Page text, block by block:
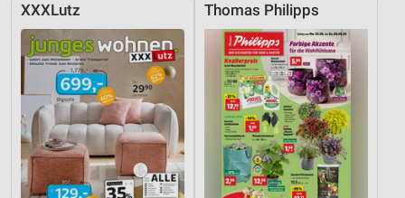
XXXLutz Thomas Philipps